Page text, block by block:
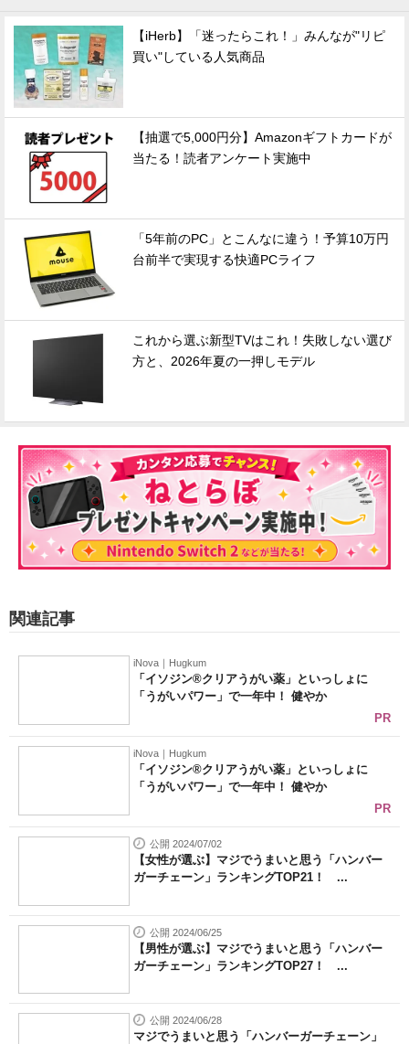
【iHerb】「迷ったらこれ！」みんなが"リピ
買い"している人気商品
【抽選で5,000円分】Amazonギフトカードが
当たる！読者アンケート実施中
「5年前のPC」とこんなに違う！予算10万円
台前半で実現する快適PCライフ
これから選ぶ新型TVはこれ！失敗しない選び
方と、2026年夏の一押しモデル
関連記事
iNova｜Hugkum
「イソジン®クリアうがい薬」といっしょに
「うがいパワー」で一年中！ 健やか
PR
iNova｜Hugkum
「イソジン®クリアうがい薬」といっしょに
「うがいパワー」で一年中！ 健やか
PR
公開 2024/07/02
【女性が選ぶ】マジでうまいと思う「ハンバー
ガーチェーン」ランキングTOP21！ ...
公開 2024/06/25
【男性が選ぶ】マジでうまいと思う「ハンバー
ガーチェーン」ランキングTOP27！ ...
公開 2024/06/28
マジでうまいと思う「ハンバーガーチェーン」